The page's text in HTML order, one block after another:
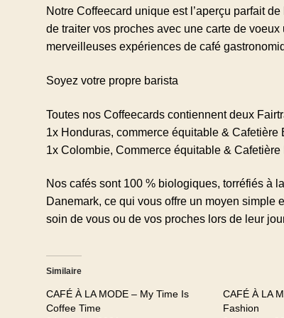
Notre Coffeecard unique est l’aperçu parfait
de traiter vos proches avec une carte de
merveilleuses expériences de café
Soyez votre propre barista
Toutes nos Coffeecards contiennent deux
1x Honduras, commerce équitable & Cafetière
1x Colombie, Commerce équitable & Cafetière
Nos cafés sont 100 % biologiques, torréfiés à
Danemark, ce qui vous offre un moyen simple
soin de vous ou de vos proches lors de leur
Similaire
CAFÉ À LA MODE – My Time Is
Coffee Time
CAFÉ À LA
Fashion